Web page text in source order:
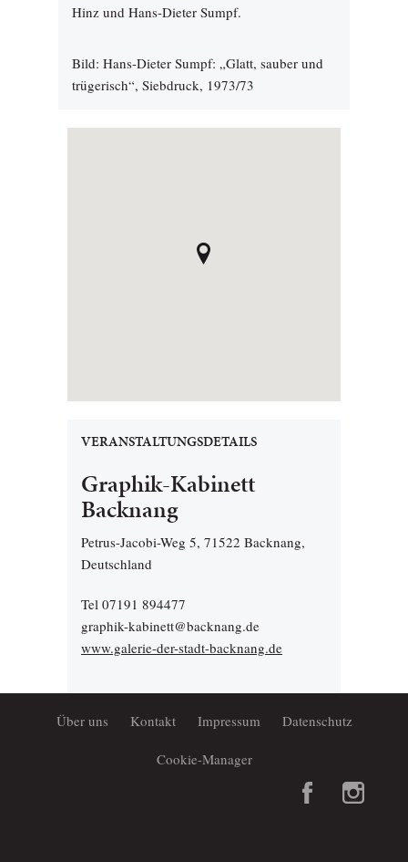
Hinz und Hans-Dieter Sumpf.
Bild: Hans-Dieter Sumpf: „Glatt, sauber und
trügerisch“, Siebdruck, 1973/73
VERANSTALTUNGSDETAILS
Graphik-Kabinett
Backnang
Petrus-Jacobi-Weg 5, 71522 Backnang,
Deutschland
Tel 07191 894477
graphik-kabinett@backnang.de
www.galerie-der-stadt-backnang.de
Über uns Kontakt Impressum Datenschutz
Cookie-Manager